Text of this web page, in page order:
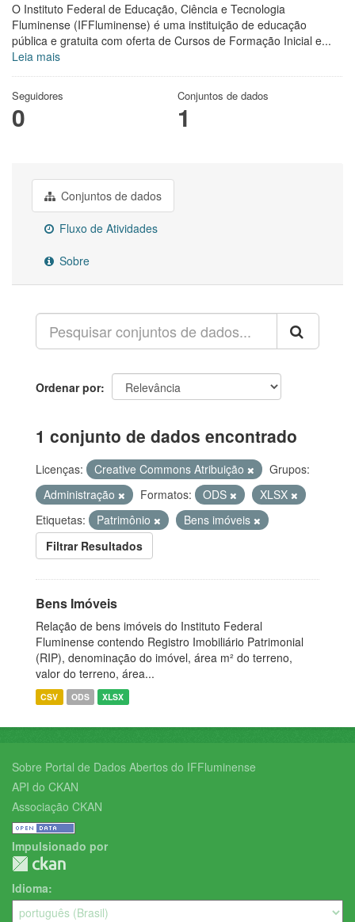
O Instituto Federal de Educação, Ciência e Tecnologia
Fluminense (IFFluminense) é uma instituição de educação
pública e gratuita com oferta de Cursos de Formação Inicial e...
Leia mais
Seguidores
0
Conjuntos de dados
1
Conjuntos de dados
Fluxo de Atividades
Sobre
Ordenar por
1 conjunto de dados encontrado
Licenças: Creative Commons Atribuição
Grupos:
Administração
Formatos: ODS
XLSX
Etiquetas:
Patrimônio
Bens imóveis
Filtrar Resultados
Bens Imóveis
Relação de bens imóveis do Instituto Federal
Fluminense contendo Registro Imobiliário Patrimonial
(RIP), denominação do imóvel, área m² do terreno,
valor do terreno, área...
CSV ODS XLSX
Sobre Portal de Dados Abertos do IFFluminense
API do CKAN
Associação CKAN
Impulsionado por
Idioma